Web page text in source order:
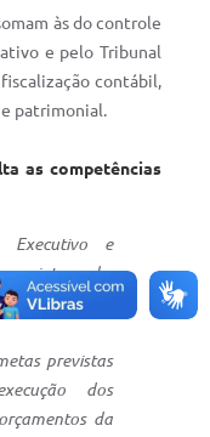
às do controle
e pelo Tribunal
contábil,
patrimonial.
as competências
Executivo e
integrada,
a finalidade
previstas
dos
da